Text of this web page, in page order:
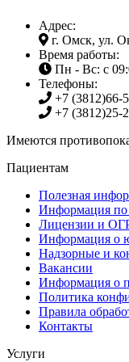
Адрес:
г. Омск, ул.
Время работы:
Пн - Вс: с
Телефоны:
+7 (3812)66-
+7 (3812)25-
Имеются
Пациентам
Полезная
Информация по
Лицензии и
Информация о
Надзорные и
Вакансии
Информация о
Политика
Правила
Контакты
Услуги